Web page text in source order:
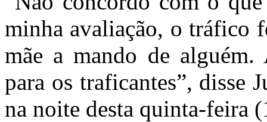
minha avaliação, o tráfico
mãe a mando de
para os traficantes”, disse
na noite desta quinta-feira